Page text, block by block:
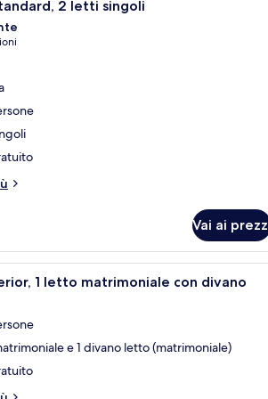
2 letti singoli
Vai ai
Una camera d'albergo con
1 letto matrimoniale con divano
e 1 divano letto (matrimoniale)